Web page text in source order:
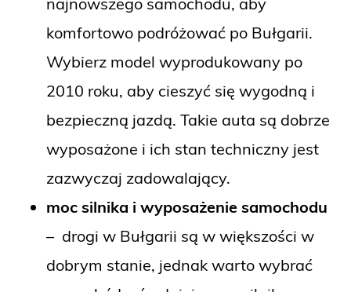
komfortowo podróżować po Bułgarii.
Wybierz model wyprodukowany po
2010 roku, aby cieszyć się wygodną i
bezpieczną jazdą. Takie auta są dobrze
wyposażone i ich stan techniczny jest
zazwyczaj zadowalający.
moc silnika i wyposażenie samochodu
– drogi w Bułgarii są w większości w
dobrym stanie, jednak warto wybrać